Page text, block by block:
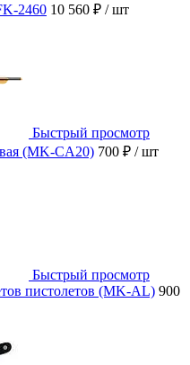
2460 10 560 ₽ / шт
Быстрый просмотр
(MK-CA20) 700 ₽ / шт
Быстрый просмотр
пистолетов (MK-AL) 900